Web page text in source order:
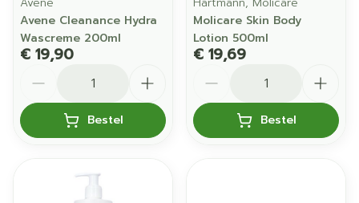
Avene Cleanance Hydra
Wascreme 200ml
€ 19,90
Bestel
Molicare Skin Body
Lotion 500ml
€ 19,69
Bestel